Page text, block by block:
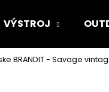
VÝSTROJ
BRANDIT - Savage